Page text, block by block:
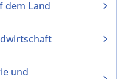
dem Land
und